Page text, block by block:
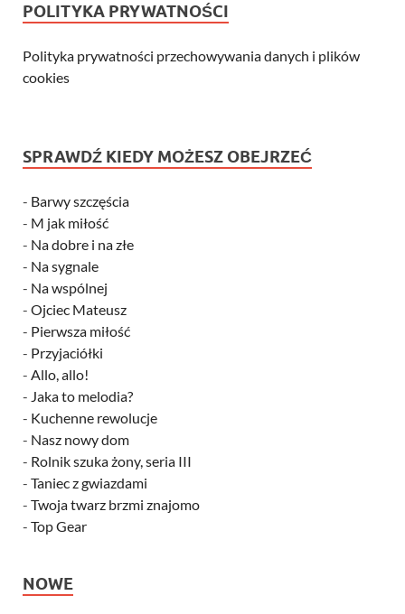
POLITYKA PRYWATNOŚCI
Polityka prywatności przechowywania danych i plików
cookies
SPRAWDŹ KIEDY MOŻESZ OBEJRZEĆ
- Barwy szczęścia
- M jak miłość
- Na dobre i na złe
- Na sygnale
- Na wspólnej
- Ojciec Mateusz
- Pierwsza miłość
- Przyjaciółki
- Allo, allo!
- Jaka to melodia?
- Kuchenne rewolucje
- Nasz nowy dom
- Rolnik szuka żony, seria III
- Taniec z gwiazdami
- Twoja twarz brzmi znajomo
- Top Gear
NOWE